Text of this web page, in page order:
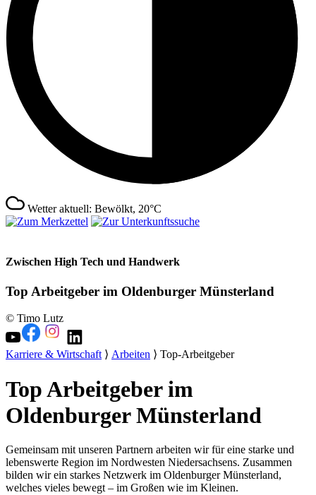
Wetter aktuell: Bewölkt, 20°C
Zwischen High Tech und Handwerk
Top Arbeitgeber im Oldenburger Münsterland
© Timo Lutz
Karriere & Wirtschaft⟩ Arbeiten ⟩ Top-Arbeitgeber
Top Arbeitgeber im
Oldenburger Münsterland
Gemeinsam mit unseren Partnern arbeiten wir für eine starke und
lebenswerte Region im Nordwesten Niedersachsens. Zusammen
bilden wir ein starkes Netzwerk im Oldenburger Münsterland,
welches vieles bewegt – im Großen wie im Kleinen.